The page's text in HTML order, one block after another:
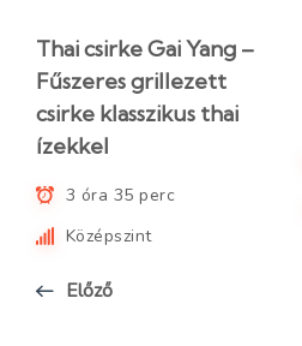
Thai csirke Gai Yang –
Fűszeres grillezett
csirke klasszikus thai
ízekkel
3 óra 35 perc
Középszint
Előző